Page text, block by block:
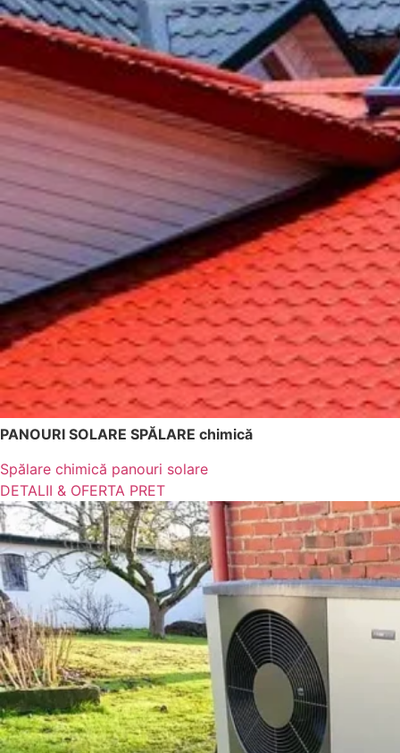
PANOURI SOLARE SPĂLARE chimică
Spălare chimică panouri solare
DETALII & OFERTA PRET